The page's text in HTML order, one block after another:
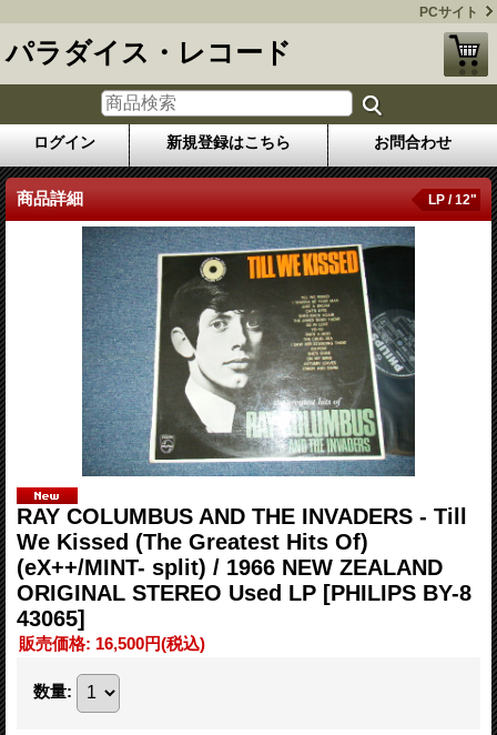
PCサイト
パラダイス・レコード
ログイン 新規登録はこちら お問合わせ
商品詳細 LP / 12"
RAY COLUMBUS AND THE INVADERS - Till
We Kissed (The Greatest Hits Of)
(eX++/MINT- split) / 1966 NEW ZEALAND
ORIGINAL STEREO Used LP [PHILIPS BY-8
43065]
販売価格: 16,500円(税込)
数量: